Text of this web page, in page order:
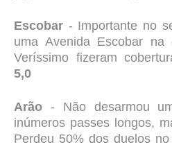
Escobar - Importante no
uma Avenida Escobar na
Veríssimo fizeram
5,0
Arão - Não desarmou
inúmeros passes longos,
Perdeu 50% dos duelos